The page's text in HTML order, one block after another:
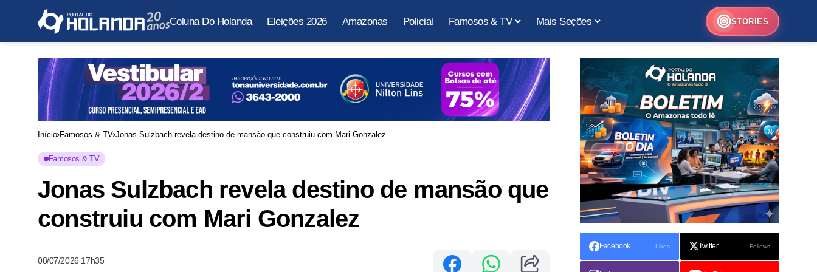
Coluna Do Holanda Eleições 2026 Amazonas Policial Famosos & TV Mais Seções STORIES
Início Famosos & TV Jonas Sulzbach revela destino de mansão que construiu com Mari Gonzalez
Famosos & TV
Jonas Sulzbach revela destino de mansão que
construiu com Mari Gonzalez
08/07/2026 17h35
Facebook Likes Twitter Follows